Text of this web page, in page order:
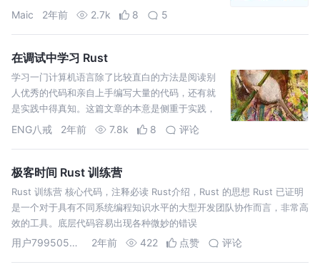
学习rust的第一步 rust安装 安装ru
Maic 2年前 2.7k 8 5
在调试中学习 Rust
学习一门计算机语言除了比较直白的方法是阅读别
人优秀的代码和亲自上手编写大量的代码，还有就
是实践中得真知。这篇文章的本意是侧重于实践，
并介绍通过调试代码来学习。
ENG八戒 2年前 7.8k 8 评论
极客时间 Rust 训练营
Rust 训练营 核心代码，注释必读 Rust介绍，Rust 的思想 Rust 已证明
是一个对于具有不同系统编程知识水平的大型开发团队协作而言，非常高
效的工具。底层代码容易出现各种微妙的错误
用户79950538757 2年前 422 点赞 评论